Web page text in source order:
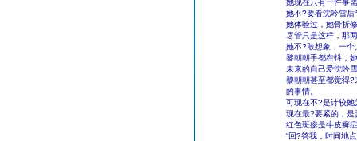
她现在只有一件事
她不?要看沈吟雪
她体验过，她骨折
尽管只是这样，那
她不?敢想象，一
黎朝朝手都在抖，
未来的自己爱沈吟
黎朝朝甚至都觉得
的事情。
可现在不?是计较
现在最?要紧的，是
红色斑疹是牛皮癣
“回?答我，时间地